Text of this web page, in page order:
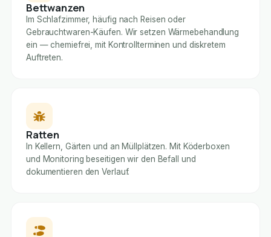
Bettwanzen
Im Schlafzimmer, häufig nach Reisen oder
Gebrauchtwaren-Käufen. Wir setzen Wärmebehandlung
ein — chemiefrei, mit Kontrollterminen und diskretem
Auftreten.
Ratten
In Kellern, Gärten und an Müllplätzen. Mit Köderboxen
und Monitoring beseitigen wir den Befall und
dokumentieren den Verlauf.